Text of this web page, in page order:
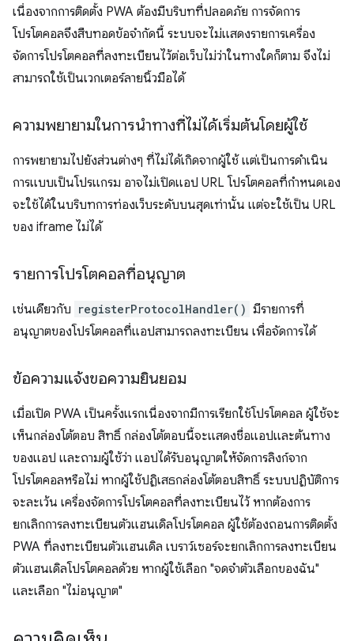
เนื่องจากการติดตั้ง PWA ต้องมีบริบทที่ปลอดภัย การจัดการ
โปรโตคอลจึงสืบทอดข้อจำกัดนี้ ระบบจะไม่แสดงรายการเครื่อง
จัดการโปรโตคอลที่ลงทะเบียนไว้ต่อเว็บไม่ว่าในทางใดก็ตาม จึงไม่
สามารถใช้เป็นเวกเตอร์ลายนิ้วมือได้
ความพยายามในการนำทางที่ไม่ได้เริ่มต้นโดยผู้ใช้
การพยายามไปยังส่วนต่างๆ ที่ไม่ได้เกิดจากผู้ใช้ แต่เป็นการดำเนิน
การแบบเป็นโปรแกรม อาจไม่เปิดแอป URL โปรโตคอลที่กำหนดเอง
จะใช้ได้ในบริบทการท่องเว็บระดับบนสุดเท่านั้น แต่จะใช้เป็น URL
ของ iframe ไม่ได้
รายการโปรโตคอลที่อนุญาต
เช่นเดียวกับ registerProtocolHandler() มีรายการที่
อนุญาตของโปรโตคอลที่แอปสามารถลงทะเบียน เพื่อจัดการได้
ข้อความแจ้งขอความยินยอม
เมื่อเปิด PWA เป็นครั้งแรกเนื่องจากมีการเรียกใช้โปรโตคอล ผู้ใช้จะ
เห็นกล่องโต้ตอบ สิทธิ์ กล่องโต้ตอบนี้จะแสดงชื่อแอปและต้นทาง
ของแอป และถามผู้ใช้ว่า แอปได้รับอนุญาตให้จัดการลิงก์จาก
โปรโตคอลหรือไม่ หากผู้ใช้ปฏิเสธกล่องโต้ตอบสิทธิ์ ระบบปฏิบัติการ
จะละเว้น เครื่องจัดการโปรโตคอลที่ลงทะเบียนไว้ หากต้องการ
ยกเลิกการลงทะเบียนตัวแฮนเดิลโปรโตคอล ผู้ใช้ต้องถอนการติดตั้ง
PWA ที่ลงทะเบียนตัวแฮนเดิล เบราว์เซอร์จะยกเลิกการลงทะเบียน
ตัวแฮนเดิลโปรโตคอลด้วย หากผู้ใช้เลือก "จดจำตัวเลือกของฉัน"
และเลือก "ไม่อนุญาต"